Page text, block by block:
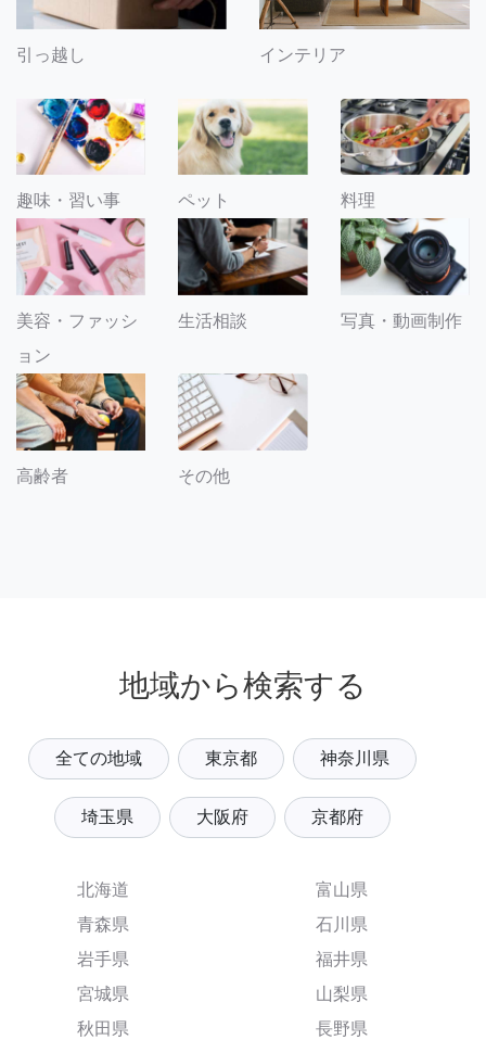
引っ越し インテリア
趣味・習い事 ペット 料理
美容・ファッシ
ョン
生活相談 写真・動画制作
高齢者 その他
地域から検索する
全ての地域 東京都 神奈川県
埼玉県 大阪府 京都府
北海道
青森県
岩手県
宮城県
秋田県
富山県
石川県
福井県
山梨県
長野県